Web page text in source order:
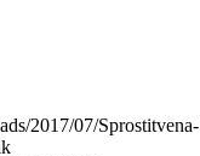
2017/07/Sprostitvena-